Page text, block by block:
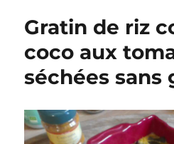
Gratin de riz
coco aux
séchées sans